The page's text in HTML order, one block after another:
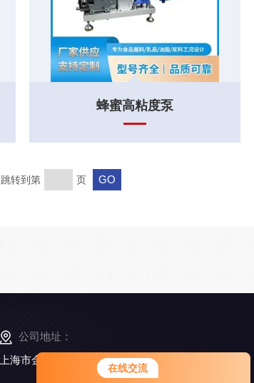
在线交流
蜂蜜高粘度泵
跳转到第 页
公司地址：
上海市金山工业区亭卫公路6495弄168号5幢3楼